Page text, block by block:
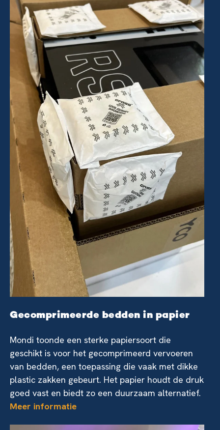
Gecomprimeerde bedden in papier
Mondi toonde een sterke papiersoort die
geschikt is voor het gecomprimeerd vervoeren
van bedden, een toepassing die vaak met dikke
plastic zakken gebeurt. Het papier houdt de druk
goed vast en biedt zo een duurzaam alternatief.
Meer informatie